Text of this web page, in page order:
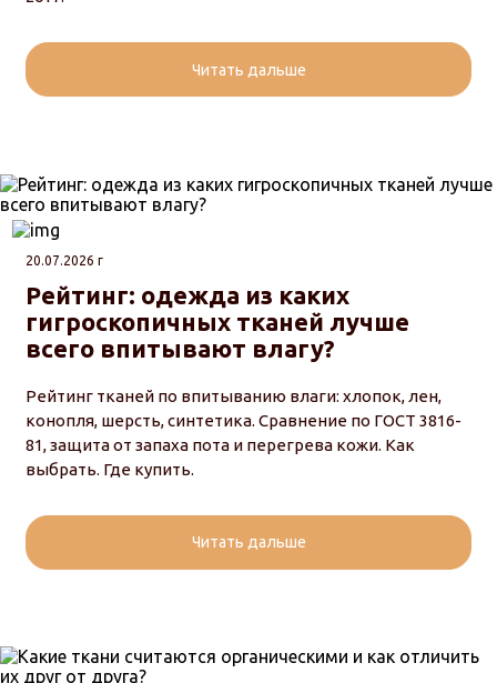
Читать дальше
20.07.2026 г
Рейтинг: одежда из каких
гигроскопичных тканей лучше
всего впитывают влагу?
Рейтинг тканей по впитыванию влаги: хлопок, лен,
конопля, шерсть, синтетика. Сравнение по ГОСТ 3816-
81, защита от запаха пота и перегрева кожи. Как
выбрать. Где купить.
Читать дальше